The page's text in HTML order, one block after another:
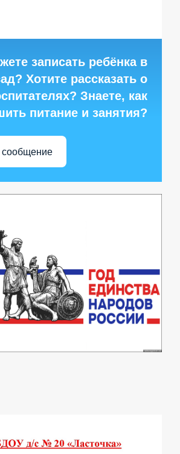
записать ребёнка в
Хотите рассказать о
Знаете, как
питание и занятия?
сообщение